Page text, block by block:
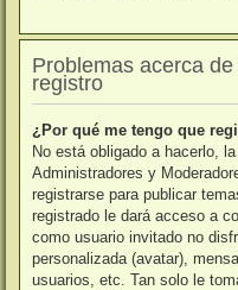
Problemas acerca
registro
¿Por qué me tengo que
No está obligado a hacerlo,
Administradores y
registrarse para publicar
registrado le dará acceso a
como usuario invitado no
personalizada (avatar),
usuarios, etc. Tan solo le